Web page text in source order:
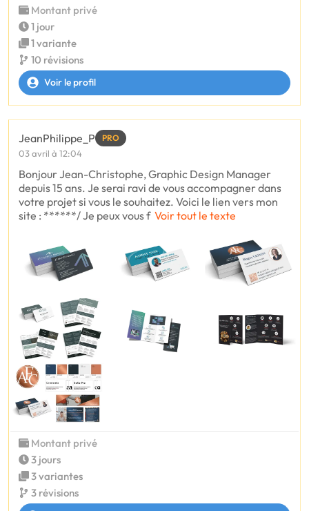
Montant privé
1 jour
1 variante
10 révisions
Voir le profil
JeanPhilippe_P PRO
03 avril à 12:04
Bonjour Jean-Christophe, Graphic Design Manager
depuis 15 ans. Je serai ravi de vous accompagner dans
votre projet si vous le souhaitez. Voici le lien vers mon
site : ******/ Je peux vous f Voir tout le texte
Montant privé
3 jours
3 variantes
3 révisions